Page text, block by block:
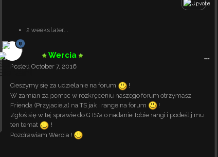
2
2 weeks later...
Wercia
Posted October 7, 2016
Cieszymy się za udzielanie na forum
!
W zamian za pomoc w rozkręceniu naszego forum otrzymasz
Frienda (Przyjaciela) na TS jak i range na forum
!
Zgłoś się w tej sprawie do GTS'a o nadanie Tobie rangi i podeślij mu
ten temat
!
Pozdrawiam Wercia !